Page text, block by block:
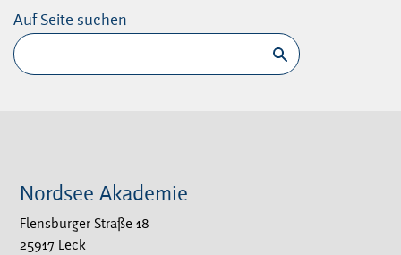
Auf Seite suchen
Suchen
Nordsee Akademie
Flensburger Straße 18
25917 Leck